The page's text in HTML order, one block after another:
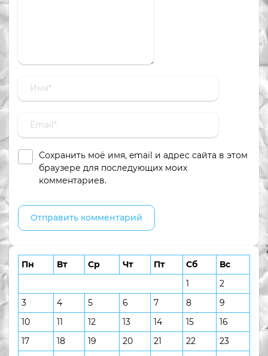
Сохранить моё имя, email и адрес сайта в этом
браузере для последующих моих
комментариев.
Пн Вт Ср Чт Пт Сб
Вс
1
2
3
4 5 6 7 8
9
10
11 12 13 14 15
16
17
18 19 20 21 22
23